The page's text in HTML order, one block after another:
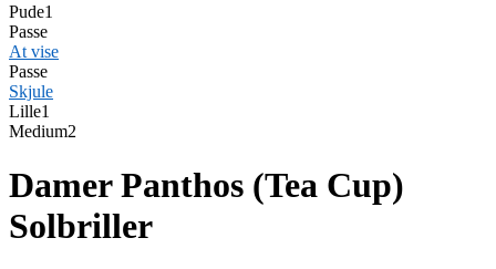
Pude1
Passe
At vise
Passe
Skjule
Lille1
Medium2
Damer Panthos (Tea Cup)
Solbriller